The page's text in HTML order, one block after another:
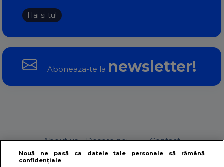
Hai si tu!
Aboneaza-te la newsletter!
About us – Despre noi Contact
Nouă ne pasă ca datele tale personale să rămână
confidențiale